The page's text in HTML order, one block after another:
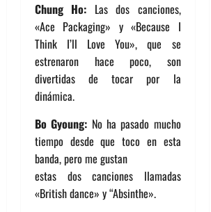
Chung Ho: Las dos canciones,
«Ace Packaging» y «Because I
Think I’ll Love You», que se
estrenaron hace poco, son
divertidas de tocar por la
dinámica.
Bo Gyoung: No ha pasado mucho
tiempo desde que toco en esta
banda, pero me gustan
estas dos canciones llamadas
«British dance» y “Absinthe».